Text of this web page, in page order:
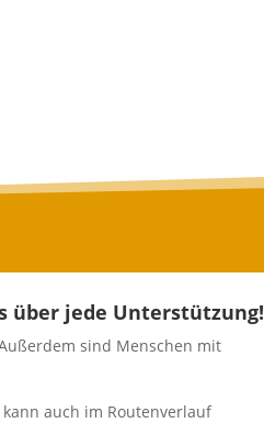
über jede Unterstützung!
sind Menschen mit
auch im Routenverlauf